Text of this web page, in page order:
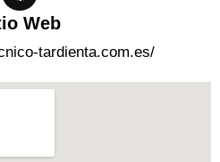
Web
tardienta.com.es/